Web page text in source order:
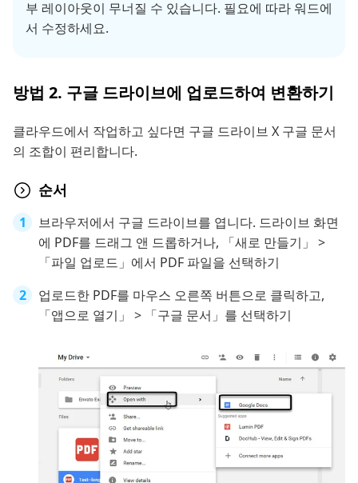
부 레이아웃이 무너질 수 있습니다. 필요에 따라 워드에
서 수정하세요.
방법 2. 구글 드라이브에 업로드하여 변환하기
클라우드에서 작업하고 싶다면 구글 드라이브 X 구글 문서
의 조합이 편리합니다.
순서
브라우저에서 구글 드라이브를 엽니다. 드라이브 화면
에 PDF를 드래그 앤 드롭하거나, 「새로 만들기」 >
「파일 업로드」에서 PDF 파일을 선택하기
업로드한 PDF를 마우스 오른쪽 버튼으로 클릭하고,
「앱으로 열기」 > 「구글 문서」를 선택하기